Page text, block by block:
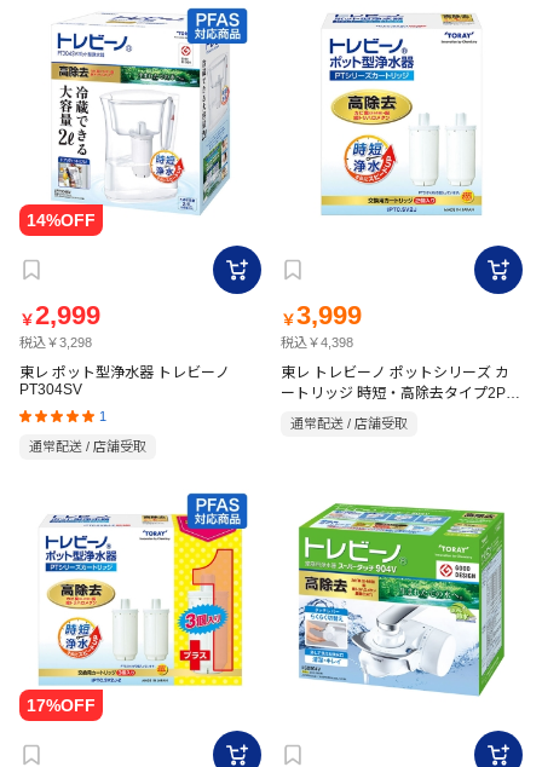
￥2,999
税込￥3,298
東レ ポット型浄水器 トレビーノ
PT304SV
1
通常配送 / 店舗受取
￥3,999
税込￥4,398
東レ トレビーノ ポットシリーズ カ
ートリッジ 時短・高除去タイプ2P
通常配送 / 店舗受取